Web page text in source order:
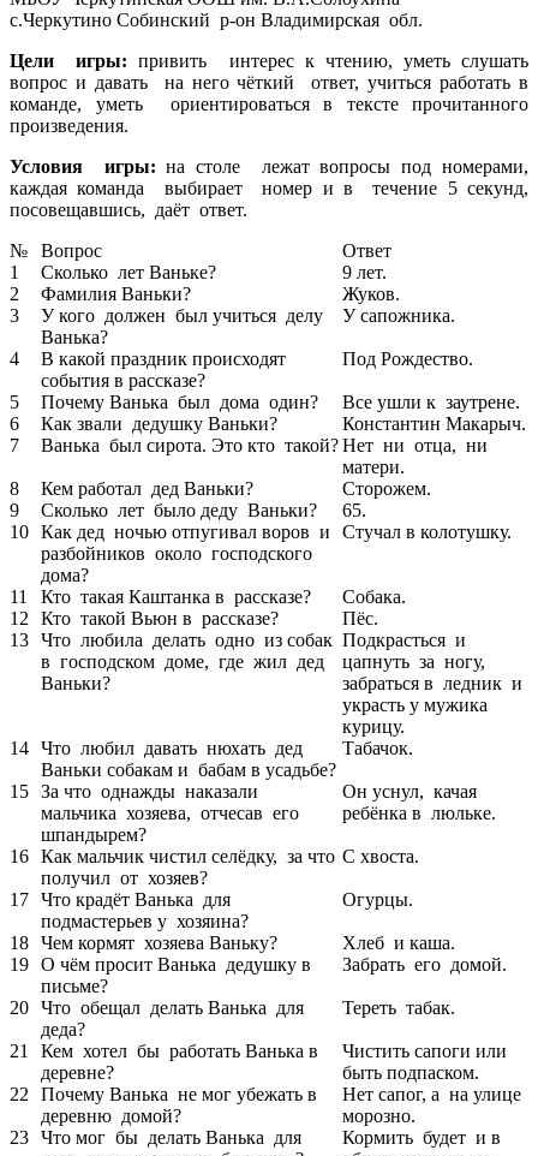
с.Черкутино Собинский р-он Владимирская обл.
Цели игры: привить интерес к чтению, уметь слушать
вопрос и давать на него чёткий ответ, учиться работать в
команде, уметь ориентироваться в тексте прочитанного
произведения.
Условия игры: на столе лежат вопросы под номерами,
каждая команда выбирает номер и в течение 5 секунд,
посовещавшись, даёт ответ.
№
Вопрос
Ответ
1
Сколько лет Ваньке?
9 лет.
2
Фамилия Ваньки?
Жуков.
3
У кого должен был учиться делу
Ванька?
У сапожника.
4
В какой праздник происходят
события в рассказе?
Под Рождество.
5 Почему Ванька был дома один?
Все ушли к заутрене.
6
Как звали дедушку Ваньки?
Константин Макарыч.
7
Ванька был сирота. Это кто такой?Нет ни отца, ни
матери.
8
Кем работал дед Ваньки?
Сторожем.
9
Сколько лет было деду Ваньки?
65.
10 Как дед ночью отпугивал воров и
разбойников около господского
дома?
Стучал в колотушку.
11 Кто такая Каштанка в рассказе?
Собака.
12
Кто такой Вьюн в рассказе?
Пёс.
13 Что любила делать одно из собак
в господском доме, где жил дед
Ваньки?
Подкрасться и
цапнуть за ногу,
забраться в ледник и
украсть у мужика
курицу.
14 Что любил давать нюхать дед
Ваньки собакам и бабам в усадьбе?
Табачок.
15 За что однажды наказали
мальчика хозяева, отчесав его
шпандырем?
Он уснул, качая
ребёнка в люльке.
16 Как мальчик чистил селёдку, за что
получил от хозяев?
С хвоста.
17 Что крадёт Ванька для
подмастерьев у хозяина?
Огурцы.
18 Чем кормят хозяева Ваньку?
Хлеб и каша.
19 О чём просит Ванька дедушку в
письме?
Забрать его домой.
20 Что обещал делать Ванька для
деда?
Тереть табак.
21
Кем хотел бы работать Ванька в
деревне?
Чистить сапоги или
быть подпаском.
22
Почему Ванька не мог убежать в
деревню домой?
Нет сапог, а на улице
морозно.
23 Что мог бы делать Ванька для
Кормить будет и в